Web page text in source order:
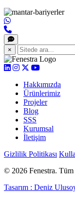
×
Hakkımızda
Ürünlerimiz
Projeler
Blog
SSS
Kurumsal
İletişim
Gizlilik Politikası
© 2026 Fenestra. Tüm
Tasarım : Deniz